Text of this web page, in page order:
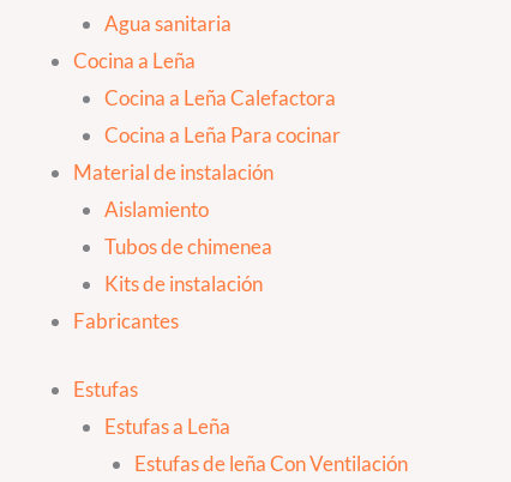
Agua sanitaria
Cocina a Leña
Cocina a Leña Calefactora
Cocina a Leña Para cocinar
Material de instalación
Aislamiento
Tubos de chimenea
Kits de instalación
Fabricantes
Estufas
Estufas a Leña
Estufas de leña Con Ventilación